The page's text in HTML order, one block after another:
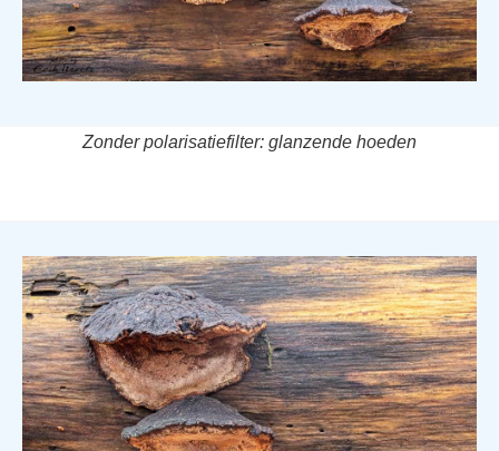
Zonder polarisatiefilter: glanzende hoeden